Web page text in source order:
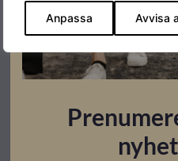
Anpassa Avvisa
Datablad
Ladda ner